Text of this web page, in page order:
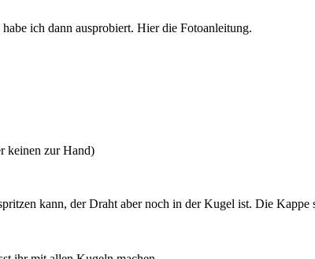
ich dann ausprobiert. Hier die Fotoanleitung.
keinen zur Hand)
kann, der Draht aber noch in der Kugel ist. Die